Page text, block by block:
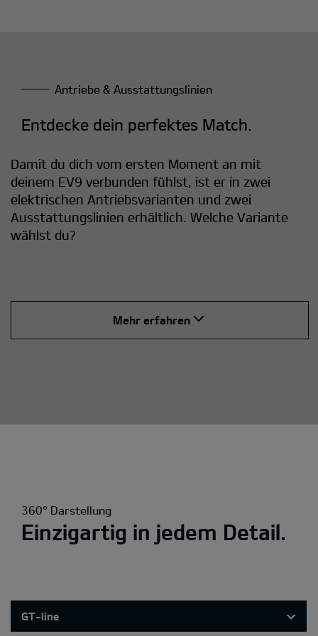
Antriebe & Ausstattungslinien
Entdecke dein perfektes Match.
Damit du dich vom ersten Moment an mit
deinem EV9 verbunden fühlst, ist er in zwei
elektrischen Antriebsvarianten und zwei
Ausstattungslinien erhältlich. Welche Variante
wählst du?
Mehr erfahren
360° Darstellung
Einzigartig in jedem Detail.
GT-line